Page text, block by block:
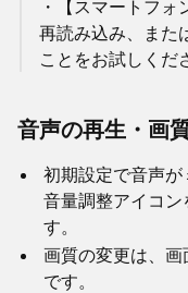
・【スマートフ
再読み込み、また
ことをお試しくだ
音声の再生・画
初期設定で音声
音量調整アイコン
す。
画質の変更は、
です。